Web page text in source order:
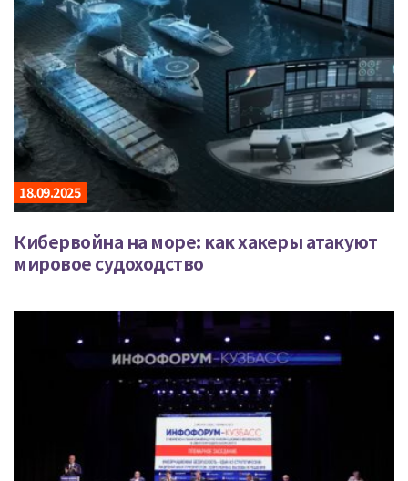
18.09.2025
Кибервойна на море: как хакеры атакуют
мировое судоходство